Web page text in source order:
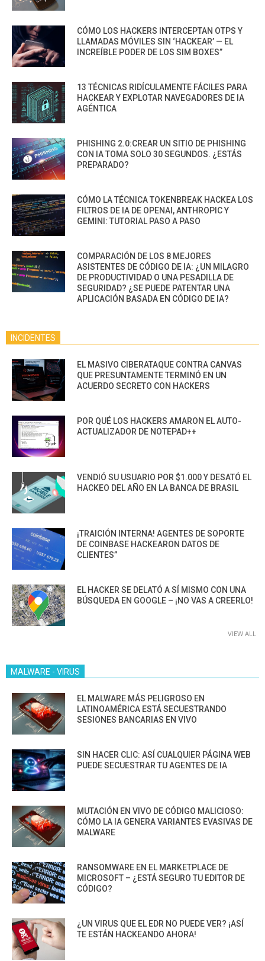
CÓMO LOS HACKERS INTERCEPTAN OTPS Y
LLAMADAS MÓVILES SIN ‘HACKEAR’ — EL
INCREÍBLE PODER DE LOS SIM BOXES”
13 TÉCNICAS RIDÍCULAMENTE FÁCILES PARA
HACKEAR Y EXPLOTAR NAVEGADORES DE IA
AGÉNTICA
PHISHING 2.0:CREAR UN SITIO DE PHISHING
CON IA TOMA SOLO 30 SEGUNDOS. ¿ESTÁS
PREPARADO?
CÓMO LA TÉCNICA TOKENBREAK HACKEA LOS
FILTROS DE IA DE OPENAI, ANTHROPIC Y
GEMINI: TUTORIAL PASO A PASO
COMPARACIÓN DE LOS 8 MEJORES
ASISTENTES DE CÓDIGO DE IA: ¿UN MILAGRO
DE PRODUCTIVIDAD O UNA PESADILLA DE
SEGURIDAD? ¿SE PUEDE PATENTAR UNA
APLICACIÓN BASADA EN CÓDIGO DE IA?
INCIDENTES
EL MASIVO CIBERATAQUE CONTRA CANVAS
QUE PRESUNTAMENTE TERMINÓ EN UN
ACUERDO SECRETO CON HACKERS
POR QUÉ LOS HACKERS AMARON EL AUTO-
ACTUALIZADOR DE NOTEPAD++
VENDIÓ SU USUARIO POR $1.000 Y DESATÓ EL
HACKEO DEL AÑO EN LA BANCA DE BRASIL
¡TRAICIÓN INTERNA! AGENTES DE SOPORTE
DE COINBASE HACKEARON DATOS DE
CLIENTES”
EL HACKER SE DELATÓ A SÍ MISMO CON UNA
BÚSQUEDA EN GOOGLE – ¡NO VAS A CREERLO!
VIEW ALL
MALWARE - VIRUS
EL MALWARE MÁS PELIGROSO EN
LATINOAMÉRICA ESTÁ SECUESTRANDO
SESIONES BANCARIAS EN VIVO
SIN HACER CLIC: ASÍ CUALQUIER PÁGINA WEB
PUEDE SECUESTRAR TU AGENTES DE IA
MUTACIÓN EN VIVO DE CÓDIGO MALICIOSO:
CÓMO LA IA GENERA VARIANTES EVASIVAS DE
MALWARE
RANSOMWARE EN EL MARKETPLACE DE
MICROSOFT – ¿ESTÁ SEGURO TU EDITOR DE
CÓDIGO?
¿UN VIRUS QUE EL EDR NO PUEDE VER? ¡ASÍ
TE ESTÁN HACKEANDO AHORA!